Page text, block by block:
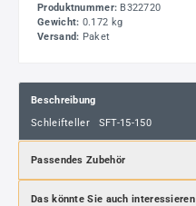
Produktnummer: B322720
Gewicht: 0.172 kg
Versand: Paket
Beschreibung
Schleifteller SFT-15-150
Passendes Zubehör
Das könnte Sie auch interessieren